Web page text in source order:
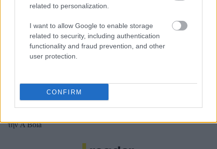
related to personalization.
I want to allow Google to enable storage
related to security, including authentication
functionality and fraud prevention, and other
user protection.
CONFIRM
Λιβάι Γκαρσία - Παναθηναϊκός: Τα οικονομικά δεδομένα του
σπουδαίου deal
παίκτες της EuroLeague, αλλά τόσο καλό παιδί!»
την A Bola